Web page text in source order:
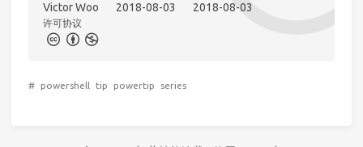
Victor Woo 2018-08-03 2018-08-03
许可协议
# powershell tip powertip series